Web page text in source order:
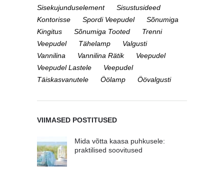
Sisekujunduselement
Sisustusideed
Kontorisse
Spordi Veepudel
Sõnumiga
Kingitus
Sõnumiga Tooted
Trenni
Veepudel
Tähelamp
Valgusti
Vannilina
Vannilina Rätik
Veepudel
Veepudel Lastele
Veepudel
Täiskasvanutele
Öölamp Öövalgusti
VIIMASED POSTITUSED
Mida võtta kaasa puhkusele:
praktilised soovitused